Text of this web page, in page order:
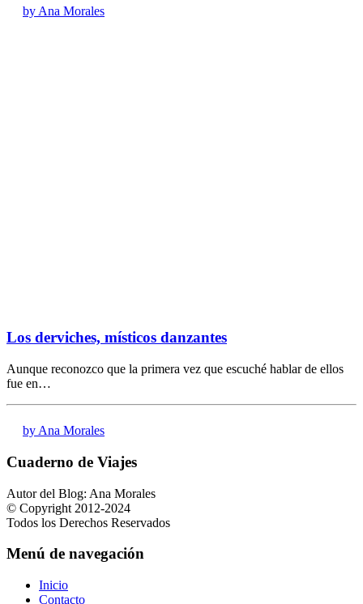
by Ana Morales
Los derviches, místicos danzantes
Aunque reconozco que la primera vez que escuché hablar de ellos
fue en…
by Ana Morales
Cuaderno de Viajes
Autor del Blog: Ana Morales
© Copyright 2012-2024
Todos los Derechos Reservados
Menú de navegación
Inicio
Contacto